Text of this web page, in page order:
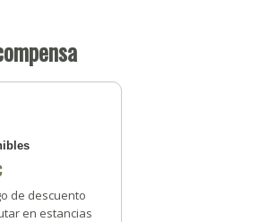
de descuento
en estancias